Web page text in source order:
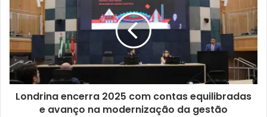
Londrina encerra 2025 com contas equilibradas
e avanço na modernização da gestão